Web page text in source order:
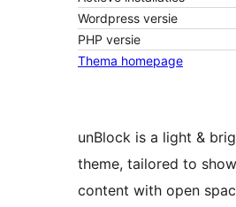
Wordpress versie
PHP versie
Thema homepage
unBlock is a light &
theme, tailored to
content with open